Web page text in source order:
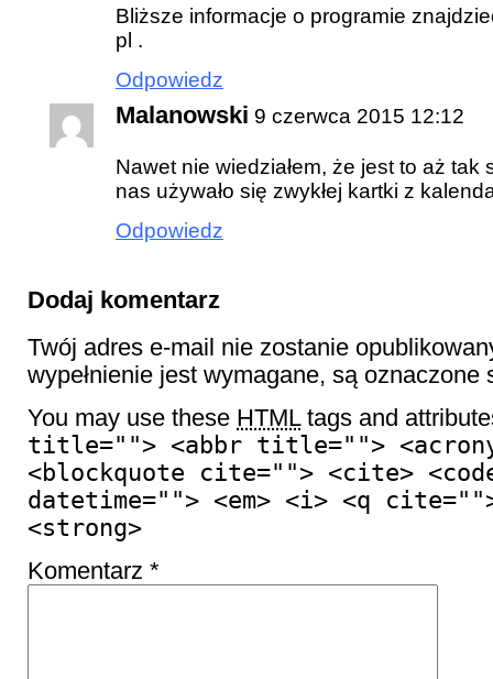
Bliższe informacje o programie
pl .
Odpowiedz
Malanowski 9 czerwca 2015 12:12
Nawet nie wiedziałem, że jest to aż
nas używało się zwykłej kartki z
Odpowiedz
Dodaj komentarz
Twój adres e-mail nie zostanie
wypełnienie jest wymagane, są
You may use these HTMLtags and
title=""> <abbr title="">
<blockquote cite=""> <cite>
datetime=""> <em> <i> <q
<strong>
Komentarz *